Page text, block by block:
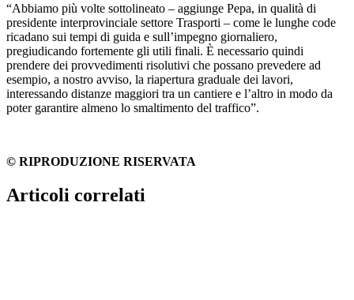
“Abbiamo più volte sottolineato – aggiunge Pepa, in qualità di
presidente interprovinciale settore Trasporti – come le lunghe code
ricadano sui tempi di guida e sull’impegno giornaliero,
pregiudicando fortemente gli utili finali. È necessario quindi
prendere dei provvedimenti risolutivi che possano prevedere ad
esempio, a nostro avviso, la riapertura graduale dei lavori,
interessando distanze maggiori tra un cantiere e l’altro in modo da
poter garantire almeno lo smaltimento del traffico”.
© RIPRODUZIONE RISERVATA
Articoli correlati